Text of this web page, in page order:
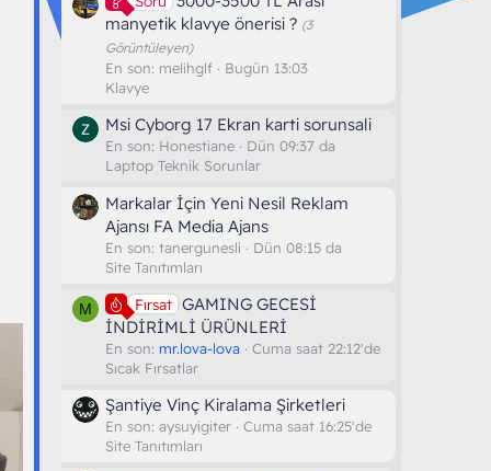
manyetik klavye önerisi ? (3
Görüntüleyen)
En son: melihglf
Bugün 13:03
Klavye
Msi Cyborg 17 Ekran karti sorunsali
En son: Honestiane
Dün 09:37 da
Laptop Teknik Sorunlar
Markalar İçin Yeni Nesil Reklam
Ajansı FA Media Ajans
En son: tanergunesli
Dün 08:15 da
Site Tanıtımları
M Fırsat GAMING GECESİ
İNDİRİMLİ ÜRÜNLERİ
En son: mr.lova-lova
Cuma saat 22:12'de
Sıcak Fırsatlar
Şantiye Vinç Kiralama Şirketleri
En son: aysuyigiter
Cuma saat 16:25'de
Site Tanıtımları